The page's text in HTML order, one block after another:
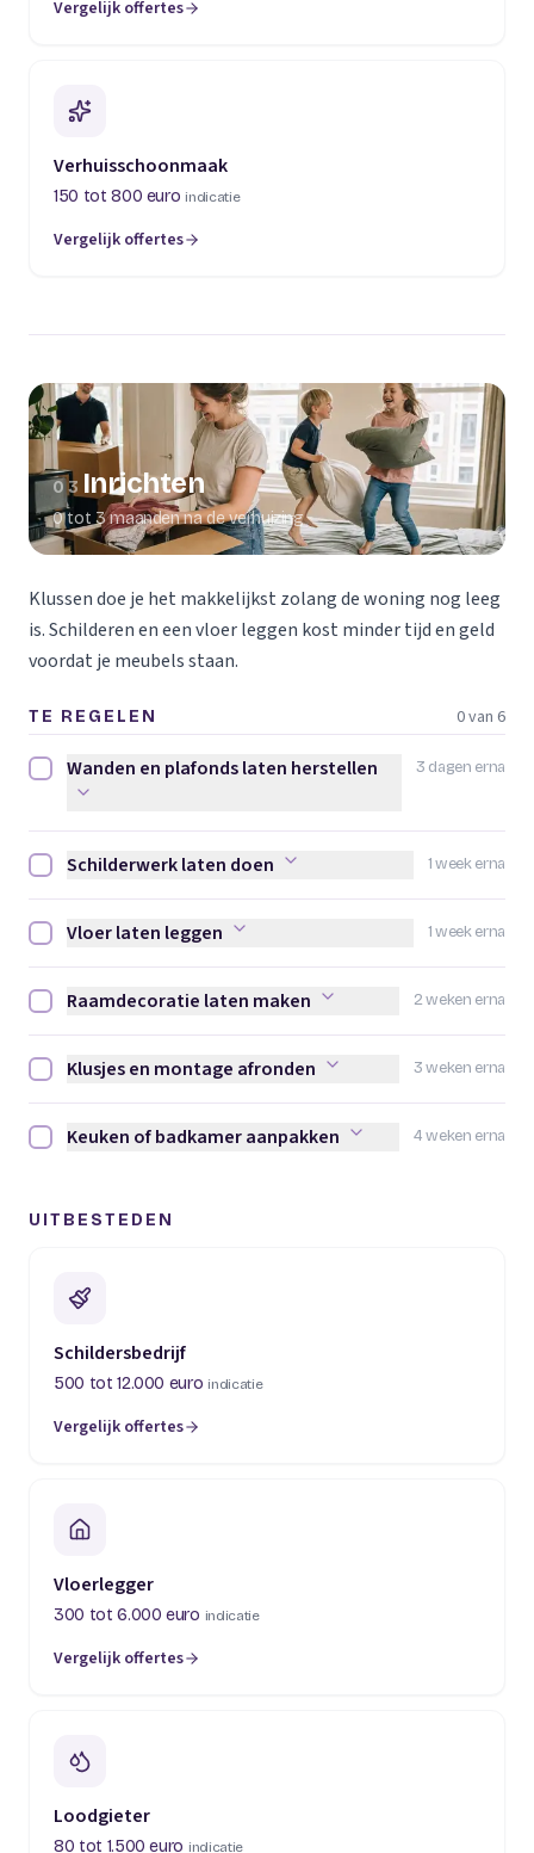
Vergelijk offertes
(opent in een nieuw tabblad)
Verhuisschoonmaak
150 tot 800 euro indicatie
Vergelijk offertes
(opent in een nieuw tabblad)
03 Inrichten
0 tot 3 maanden na de verhuizing
Klussen doe je het makkelijkst zolang de woning nog leeg
is. Schilderen en een vloer leggen kost minder tijd en geld
voordat je meubels staan.
TE REGELEN 0 van 6
3 dagen erna
Wanden en plafonds laten herstellen afvinken
Wanden en plafonds laten herstellen
1 week erna
Schilderwerk laten doen afvinken
Schilderwerk laten doen
1 week erna
Vloer laten leggen afvinken
Vloer laten leggen
2 weken erna
Raamdecoratie laten maken afvinken
Raamdecoratie laten maken
3 weken erna
Klusjes en montage afronden afvinken
Klusjes en montage afronden
4 weken erna
Keuken of badkamer aanpakken afvinken
Keuken of badkamer aanpakken
UITBESTEDEN
Schildersbedrijf
500 tot 12.000 euro indicatie
Vergelijk offertes
(opent in een nieuw tabblad)
Vloerlegger
300 tot 6.000 euro indicatie
Vergelijk offertes
(opent in een nieuw tabblad)
Loodgieter
80 tot 1.500 euro indicatie